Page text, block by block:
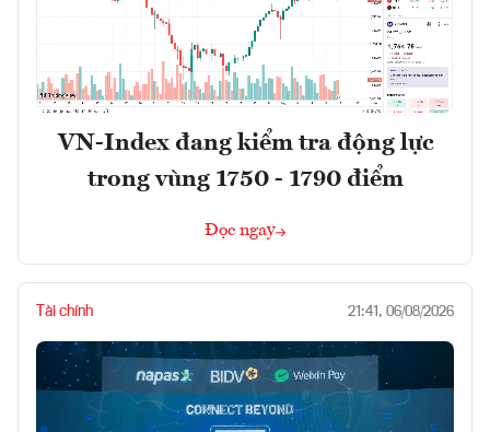
VN-Index đang kiểm tra động lực
trong vùng 1750 - 1790 điểm
Đọc ngay
Tài chính 21:41, 06/08/2026